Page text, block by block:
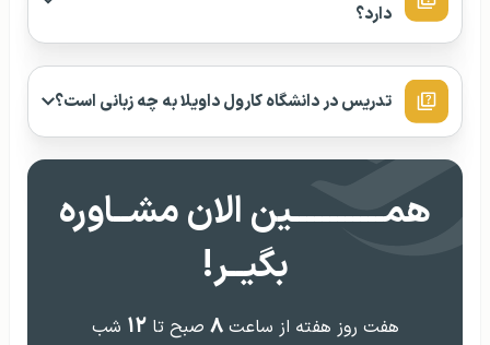
دارد؟
تدریس در دانشگاه‌ کارول داویلا به چه زبانی است؟
همــــــــــــین الان مشــاوره
بگیــر!
هفت روز هفته از ساعت۸ صبح تا۱۲ شب